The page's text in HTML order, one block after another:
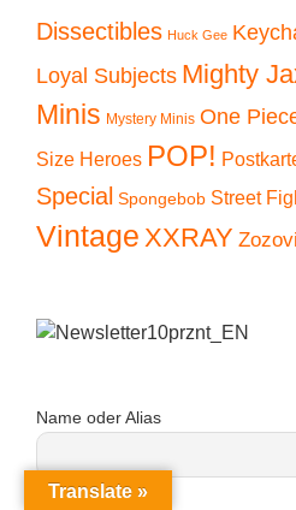
Dissectibles Huck Gee
Loyal Subjects Mighty
Minis Mystery Minis One
Size Heroes POP!
Special Spongebob Street
Vintage XXRAY
Name oder Alias
eMail
Translate »